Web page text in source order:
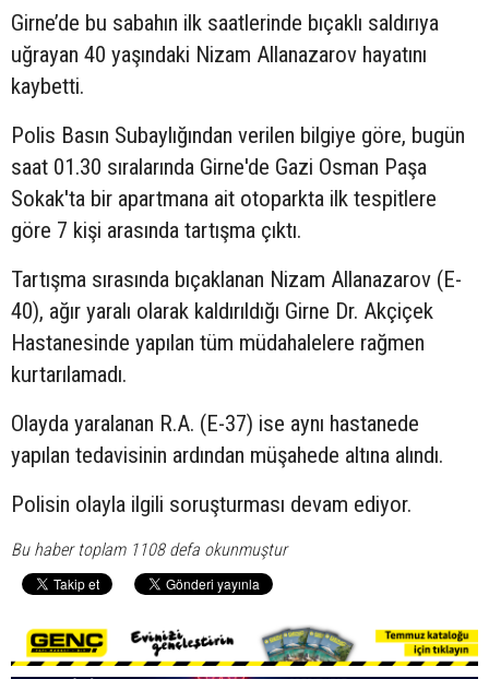
Girne’de bu sabahın ilk saatlerinde bıçaklı saldırıya
uğrayan 40 yaşındaki Nizam Allanazarov hayatını
kaybetti.
Polis Basın Subaylığından verilen bilgiye göre, bugün
saat 01.30 sıralarında Girne'de Gazi Osman Paşa
Sokak'ta bir apartmana ait otoparkta ilk tespitlere
göre 7 kişi arasında tartışma çıktı.
Tartışma sırasında bıçaklanan Nizam Allanazarov (E-
40), ağır yaralı olarak kaldırıldığı Girne Dr. Akçiçek
Hastanesinde yapılan tüm müdahalelere rağmen
kurtarılamadı.
Olayda yaralanan R.A. (E-37) ise aynı hastanede
yapılan tedavisinin ardından müşahede altına alındı.
Polisin olayla ilgili soruşturması devam ediyor.
Bu haber toplam 1108 defa okunmuştur